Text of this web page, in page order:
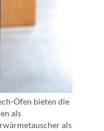
Öfen bieten die
als
als